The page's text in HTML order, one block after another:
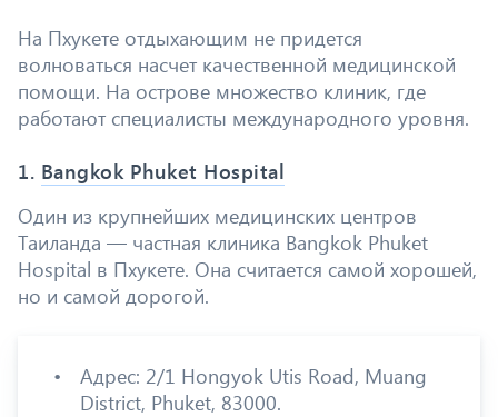
На Пхукете отдыхающим не придется
волноваться насчет качественной медицинской
помощи. На острове множество клиник, где
работают специалисты международного уровня.
1. Bangkok Phuket Hospital
Один из крупнейших медицинских центров
Таиланда — частная клиника Bangkok Phuket
Hospital в Пхукете. Она считается самой хорошей,
но и самой дорогой.
Адрес: 2/1 Hongyok Utis Road, Muang
District, Phuket, 83000.